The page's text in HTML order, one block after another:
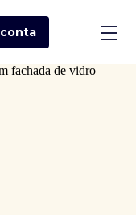
conta